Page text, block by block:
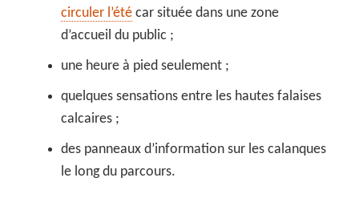
circuler l’été car située dans une zone
d’accueil du public ;
une heure à pied seulement ;
quelques sensations entre les hautes falaises
calcaires ;
des panneaux d’information sur les calanques
le long du parcours.